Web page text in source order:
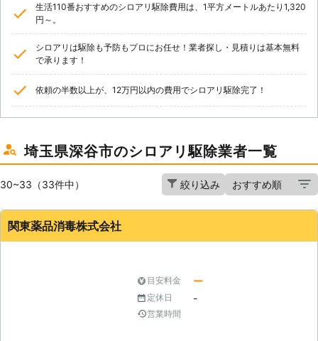
生活110番おすすめのシロアリ駆除費用は、1平方メートルあたり1,320
円～。
シロアリは駆除も予防もプロにお任せ！業者探し・見積りは基本無料
で承ります！
依頼の半数以上が、12万円以内の費用でシロアリ駆除完了！
埼玉県深谷市のシロアリ駆除業者一覧
30~33（33件中） 絞り込み
関東薬品消毒株式会社
目安料金 ー
定休日 -
営業時間